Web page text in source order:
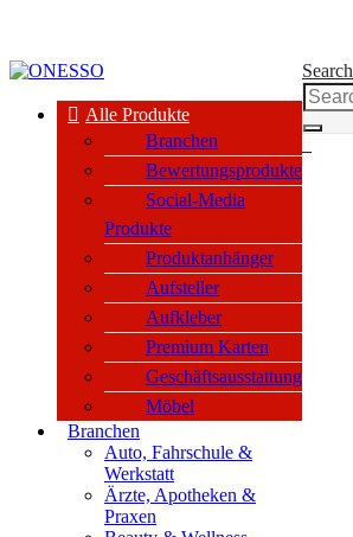
Alle Produkte
Branchen
Bewertungsprodukte
Social-Media
Produkte
Produktanhänger
Aufsteller
Aufkleber
Premium Karten
Geschäftsausstattung
Möbel
Branchen
Auto, Fahrschule &
Werkstatt
Ärzte, Apotheken &
Praxen
Search